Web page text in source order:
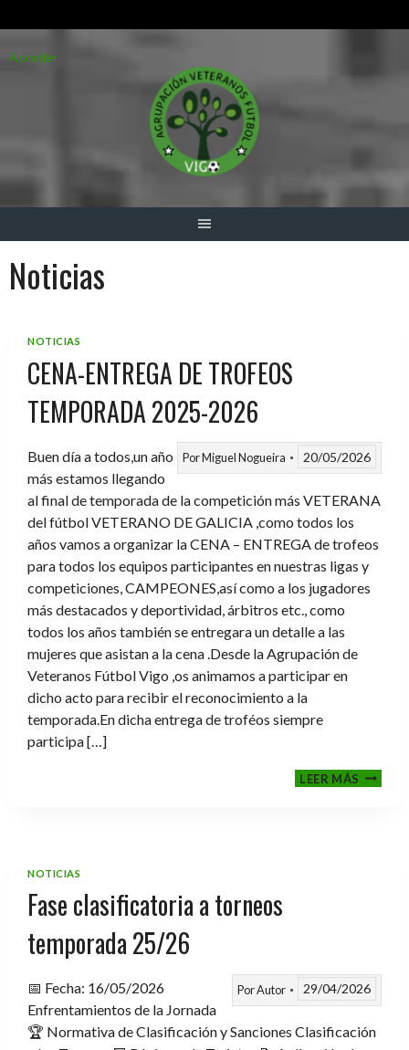
alAcceder
Noticias
NOTICIAS
CENA-ENTREGA DE TROFEOS
TEMPORADA 2025-2026
PorMiguel Nogueira 20/05/2026
Buen día a todos,un año
más estamos llegando
al final de temporada de la competición más VETERANA
del fútbol VETERANO DE GALICIA ,como todos los
años vamos a organizar la CENA – ENTREGA de trofeos
para todos los equipos participantes en nuestras ligas y
competiciones, CAMPEONES,así como a los jugadores
más destacados y deportividad, árbitros etc., como
todos los años también se entregara un detalle a las
mujeres que asistan a la cena .Desde la Agrupación de
Veteranos Fútbol Vigo ,os animamos a participar en
dicho acto para recibir el reconocimiento a la
temporada.En dicha entrega de troféos siempre
participa […]
LEER MÁSCENA-
NOTICIAS
Fase clasificatoria a torneos
temporada 25/26
PorAutor 29/04/2026
📅 Fecha: 16/05/2026
Enfrentamientos de la Jornada
🏆 Normativa de Clasificación y Sanciones Clasificación